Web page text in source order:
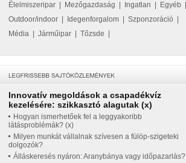
Élelmiszeripar
Mezőgazdaság Ingatlan Egyéb
Outdoor/indoor
Idegenforgalom Szponzoráció
Média
Járműipar Tőzsde
Innovatív megoldások a csapadékvíz
kezelésére: szikkasztó alagutak (x)
Hogyan ismerhetőek fel a leggyakoribb
látásproblémák? (x)
Milyen munkát vállalnak szívesen a fülöp-szigeteki
dolgozók?
Álláskeresés nyáron: Aranybánya vagy időpazarlás?